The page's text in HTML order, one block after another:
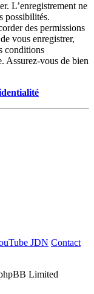
L’enregistrement ne
possibilités.
des permissions
vous enregistrer,
conditions
Assurez-vous de bien
JDN Contact
Limited